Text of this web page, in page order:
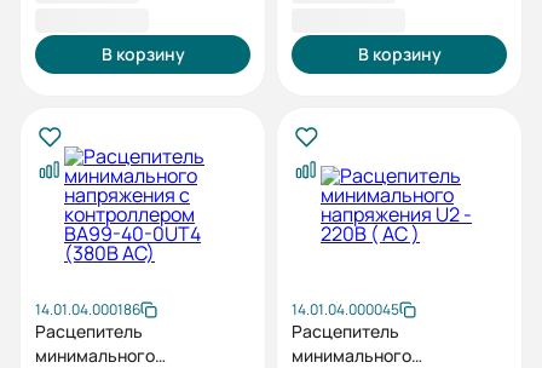
В корзину В корзину
14.01.04.000186
Расцепитель
минимального
14.01.04.000045
Расцепитель
минимального